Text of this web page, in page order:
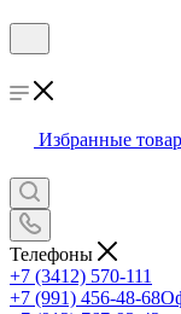
Избранные
Телефоны
+7 (3412) 570-111
+7 (991) 456-48-68